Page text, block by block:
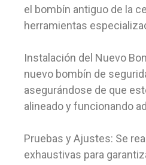
el bombín antiguo de la
herramientas
Instalación del Nuevo
nuevo bombín de
asegurándose de que
alineado y funcionando
Pruebas y Ajustes: Se
exhaustivas para